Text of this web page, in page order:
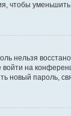
чтобы уменьшить
нельзя
войти на
новый пароль,